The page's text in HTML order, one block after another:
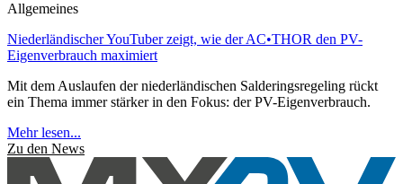
Allgemeines
Niederländischer YouTuber zeigt, wie der AC•THOR den PV-
Eigenverbrauch maximiert
Mit dem Auslaufen der niederländischen Salderingsregeling rückt
ein Thema immer stärker in den Fokus: der PV-Eigenverbrauch.
Mehr lesen...
Zu den News